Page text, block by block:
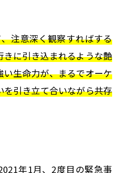
注意深く観察すればする
きに引き込まれるような艶
い生命力が、まるでオーケ
を引き立て合いながら共存
年1月、2度目の緊急事